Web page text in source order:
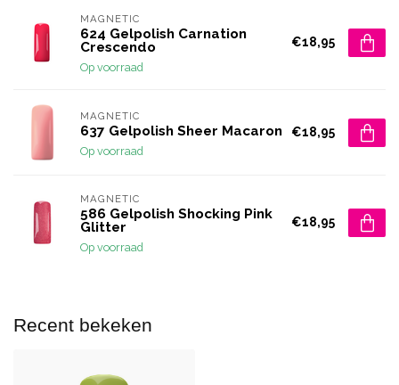
MAGNETIC
624 Gelpolish Carnation
Crescendo
Op voorraad
€18,95
MAGNETIC
637 Gelpolish Sheer Macaron
Op voorraad
€18,95
MAGNETIC
586 Gelpolish Shocking Pink
Glitter
Op voorraad
€18,95
Recent bekeken